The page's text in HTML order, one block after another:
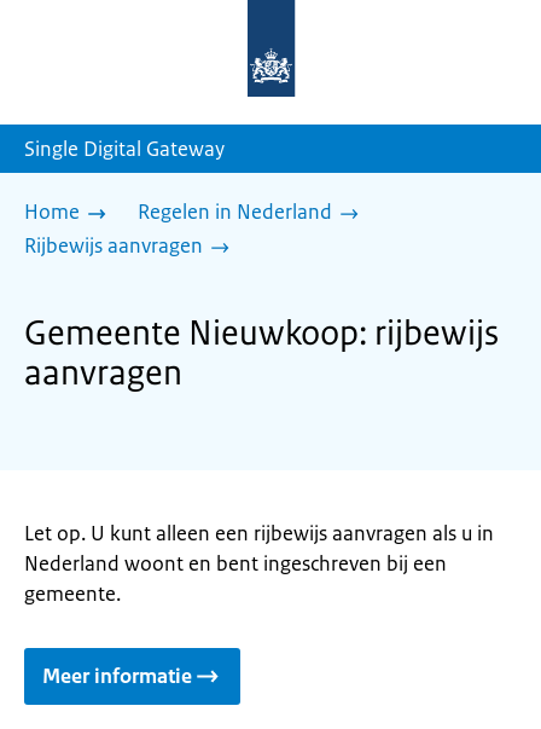
homepage
Single Digital Gateway
Home
Regelen in Nederland
Rijbewijs aanvragen
Gemeente Nieuwkoop: rijbewijs
aanvragen
Let op. U kunt alleen een rijbewijs aanvragen als u in
Nederland woont en bent ingeschreven bij een
gemeente.
Meer informatie